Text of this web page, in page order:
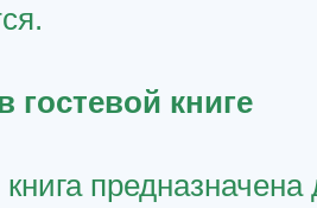
гостевой книге
книга